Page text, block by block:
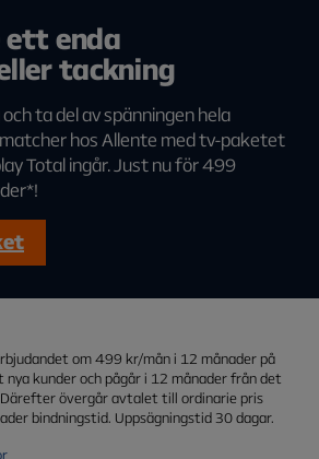
på Min Sida
ett enda
tackning
ta del av spänningen hela
matcher hos Allente med tv-paketet
Total ingår. Just nu för 499
om 499 kr/mån i 12 månader på
nya kunder och pågår i 12 månader från det
övergår avtalet till ordinarie pris
bindningstid. Uppsägningstid 30 dagar.